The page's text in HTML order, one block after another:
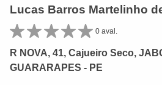
Lucas Barros Martelinho
0 aval.
R NOVA, 41, Cajueiro Seco,
GUARARAPES - PE